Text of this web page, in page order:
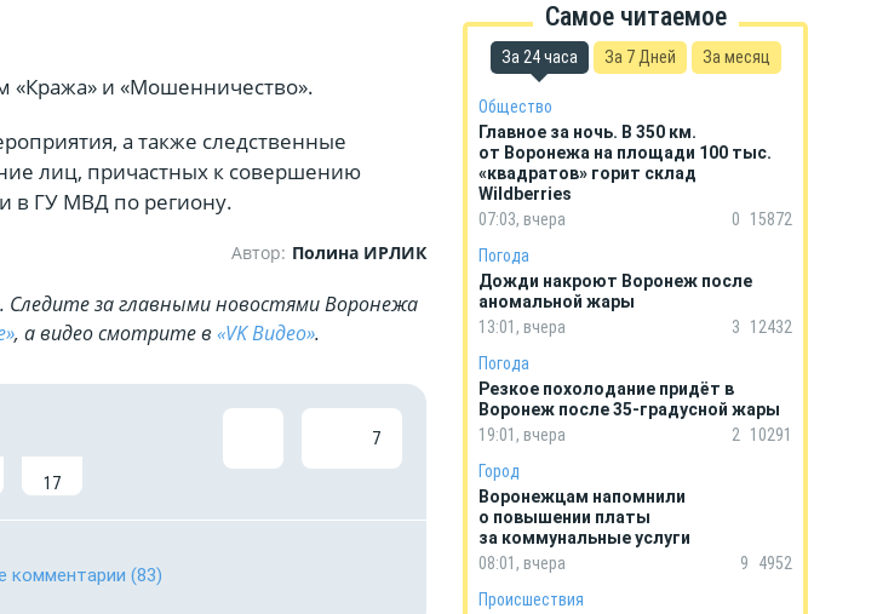
«Кража» и «Мошенничество».
а также следственные
лиц, причастных к совершению
в ГУ МВД по региону.
Автор: Полина ИРЛИК
. Cледите за главными новостями Воронежа
, а видео смотрите в «VK Видео».
17
7
комментарии (83)
Самое читаемое
За 24 часа За 7 Дней За месяц
Общество
Главное за ночь. В 350 км.
от Воронежа на площади 100 тыс.
«квадратов» горит склад
Wildberries
07:03, вчера
0
15872
Погода
Дожди накроют Воронеж после
аномальной жары
13:01, вчера
3
12432
Погода
Резкое похолодание придёт в
Воронеж после 35-градусной жары
19:01, вчера
2
10291
Город
Воронежцам напомнили
о повышении платы
за коммунальные услуги
08:01, вчера
9
4952
Происшествия